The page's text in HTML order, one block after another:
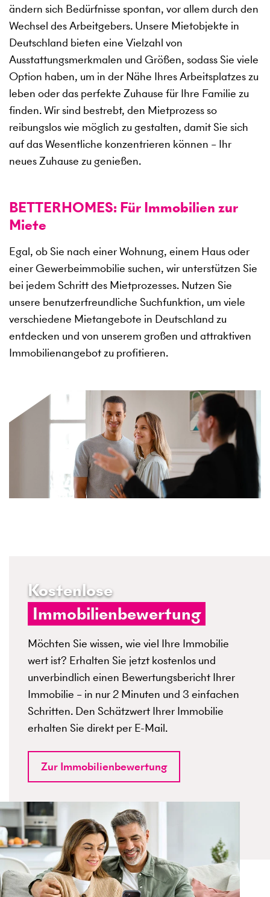
ändern sich Bedürfnisse spontan, vor allem durch den
Wechsel des Arbeitgebers. Unsere Mietobjekte in
Deutschland bieten eine Vielzahl von
Ausstattungsmerkmalen und Größen, sodass Sie viele
Option haben, um in der Nähe Ihres Arbeitsplatzes zu
leben oder das perfekte Zuhause für Ihre Familie zu
finden. Wir sind bestrebt, den Mietprozess so
reibungslos wie möglich zu gestalten, damit Sie sich
auf das Wesentliche konzentrieren können – Ihr
neues Zuhause zu genießen.
BETTERHOMES: Für Immobilien zur
Miete
Egal, ob Sie nach einer Wohnung, einem Haus oder
einer Gewerbeimmobilie suchen, wir unterstützen Sie
bei jedem Schritt des Mietprozesses. Nutzen Sie
unsere benutzerfreundliche Suchfunktion, um viele
verschiedene Mietangebote in Deutschland zu
entdecken und von unserem großen und attraktiven
Immobilienangebot zu profitieren.
Kostenlose
Immobilienbewertung
Möchten Sie wissen, wie viel Ihre Immobilie
wert ist? Erhalten Sie jetzt kostenlos und
unverbindlich einen Bewertungsbericht Ihrer
Immobilie – in nur 2 Minuten und 3 einfachen
Schritten. Den Schätzwert Ihrer Immobilie
erhalten Sie direkt per E-Mail.
Zur Immobilienbewertung